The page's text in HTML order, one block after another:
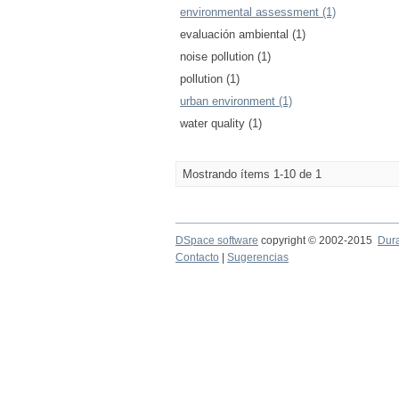
environmental assessment (1)
evaluación ambiental (1)
noise pollution (1)
pollution (1)
urban environment (1)
water quality (1)
Mostrando ítems 1-10 de 1
DSpace software copyright © 2002-2015
Contacto
Sugerencias